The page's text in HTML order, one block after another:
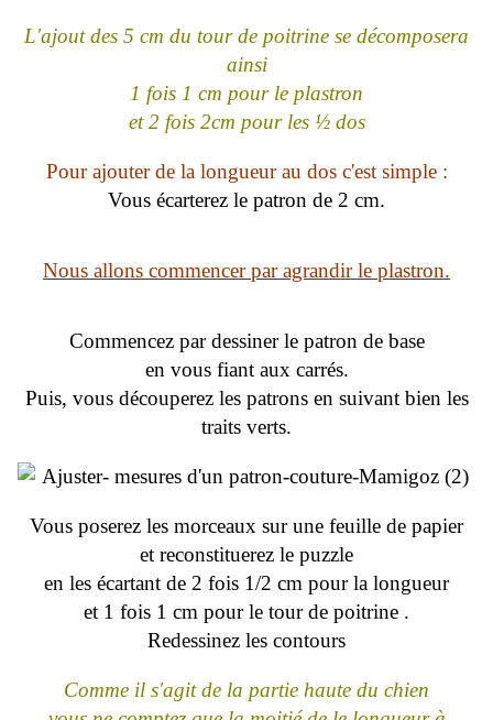
L'ajout des 5 cm du tour de poitrine se décomposera
ainsi
1 fois 1 cm pour le plastron
et 2 fois 2cm pour les ½ dos
Pour ajouter de la longueur au dos c'est simple :
Vous écarterez le patron de 2 cm.
Nous allons commencer par agrandir le plastron.
Commencez par dessiner le patron de base
en vous fiant aux carrés.
Puis, vous découperez les patrons en suivant bien les
traits verts.
Vous poserez les morceaux sur une feuille de papier
et reconstituerez le puzzle
en les écartant de 2 fois 1/2 cm pour la longueur
et 1 fois 1 cm pour le tour de poitrine .
Redessinez les contours
Comme il s'agit de la partie haute du chien